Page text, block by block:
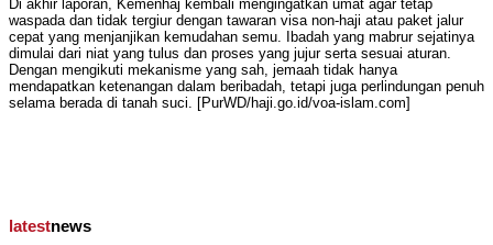
Di akhir laporan, Kemenhaj kembali mengingatkan umat agar tetap
waspada dan tidak tergiur dengan tawaran visa non-haji atau paket jalur
cepat yang menjanjikan kemudahan semu. Ibadah yang mabrur sejatinya
dimulai dari niat yang tulus dan proses yang jujur serta sesuai aturan.
Dengan mengikuti mekanisme yang sah, jemaah tidak hanya
mendapatkan ketenangan dalam beribadah, tetapi juga perlindungan penuh
selama berada di tanah suci. [PurWD/haji.go.id/voa-islam.com]
latestnews